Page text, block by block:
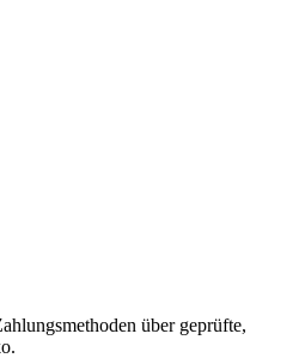
über geprüfte,